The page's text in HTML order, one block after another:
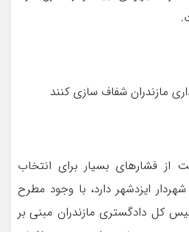
مازندران شفاف سازی کنند
فشارهای بسیار برای انتخاب
ایزدشهر دارد، با وجود مطرح
کل دادگستری مازندران مبنی بر